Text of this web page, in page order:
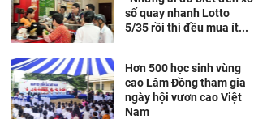
số quay nhanh Lotto
5/35 rồi thì đều mua ít...
Hơn 500 học sinh vùng
cao Lâm Đồng tham gia
ngày hội vươn cao Việt
Nam